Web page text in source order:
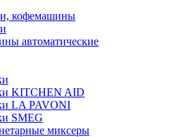
кофемашины
автоматические
KITCHEN AID
LA PAVONI
SMEG
миксеры